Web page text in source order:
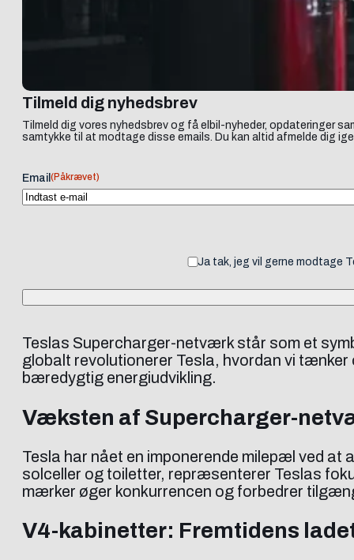
Tilmeld dig nyhedsbrev
Tilmeld dig vores nyhedsbrev og få elbil-nyheder, opdateringer
samtykke til at modtage disse emails. Du kan altid afmelde dig
Email (Påkrævet)
Ja tak, jeg vil gerne modtage
Teslas Supercharger-netværk står som et
globalt revolutionerer Tesla, hvordan vi
bæredygtig energiudvikling.
Væksten af Supercharger-
Tesla har nået en imponerende milepæl ved
solceller og toiletter, repræsenterer Teslas
mærker øger konkurrencen og forbedrer
V4-kabinetter: Fremtidens